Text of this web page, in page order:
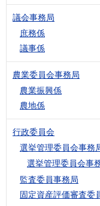
議会事務局
庶務係
議事係
農業委員会事務局
農業振興係
農地係
行政委員会
選挙管理委員会事務
選挙管理委員会事
監査委員事務局
固定資産評価審査委